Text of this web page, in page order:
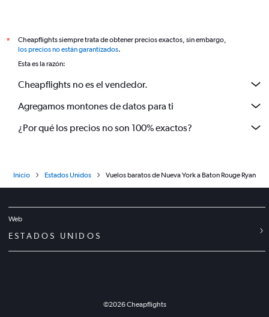
*
Cheapflights siempre trata de obtener precios exactos, sin embargo,
los precios no están garantizados.
Esta es la razón:
Cheapflights no es el vendedor.
Agregamos montones de datos para ti
¿Por qué los precios no son 100% exactos?
Inicio Estados Unidos Vuelos baratos de Nueva York a Baton Rouge Ryan
Web
ESTADOS UNIDOS
©2026Cheapflights